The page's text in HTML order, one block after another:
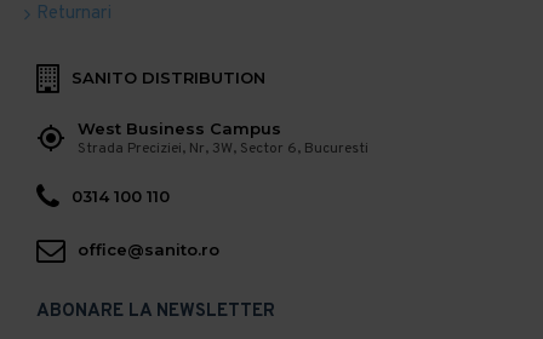
Returnari
SANITO DISTRIBUTION
West Business Campus
Strada Preciziei, Nr, 3W, Sector 6, Bucuresti
0314 100 110
office@sanito.ro
ABONARE LA NEWSLETTER